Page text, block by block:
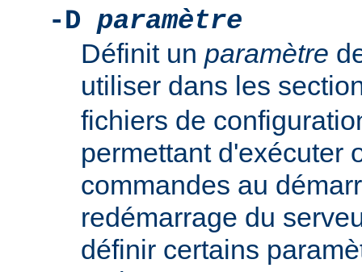
-D paramètre
Définit un paramètre
utiliser dans les
fichiers de
permettant d'exécuter
commandes au
redémarrage du
définir certains